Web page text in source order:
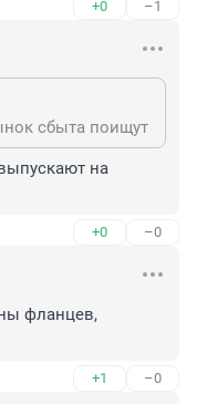
+0 –1
сбыта поищут
на
+0 –0
фланцев,
+1 –0